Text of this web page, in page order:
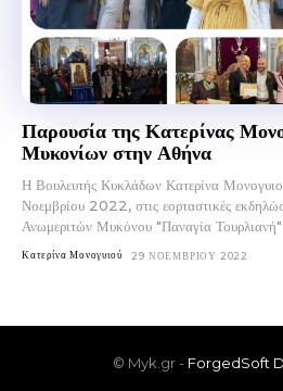
Παρουσία της Κατερίνας
Μυκονίων στην Αθήνα
Η Βουλευτής Κυκλάδων Κατερίνα
Νοεμβρίου 2022, στις εορταστικές
Ανωμεριτών Μυκόνου "Παναγία
Κατερίνα Μονογυιού 29 ΝΟΕΜΒΡΊΟΥ 2022
© Myk.gr - ForgedSoft